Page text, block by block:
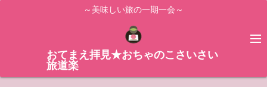
～美味しい旅の一期一会～
おてまえ拝見★おちゃのこさいさい
旅道楽